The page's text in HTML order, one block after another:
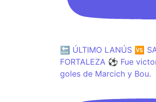
🔙 ÚLTIMO LANÚS 🆚
FORTALEZA ⚽️ Fue
goles de Marcich y Bou.